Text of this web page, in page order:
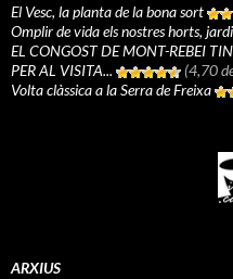
El Vesc, la planta de la bona sort
Omplir de vida els nostres horts,
EL CONGOST DE MONT-REBEI
PER AL VISITA...
(4,70
Volta clàssica a la Serra de Freixa
ARXIUS